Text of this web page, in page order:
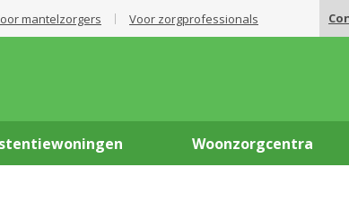
mantelzorgers Voor zorgprofessionals
Woonzorgcentra